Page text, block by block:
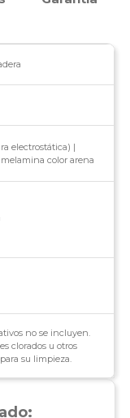
electrostática) |
color arena
no se incluyen.
clorados u otros
su limpieza.